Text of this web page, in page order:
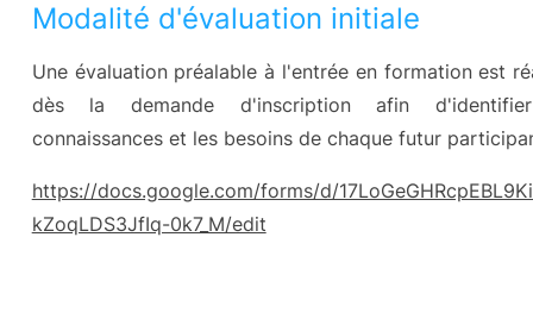
Modalité d'évaluation initiale
Une évaluation préalable à l'entrée en formation est
dès la demande d'inscription afin
connaissances et les besoins de chaque futur
https://docs.google.com/forms/d/
kZoqLDS3JfIq-0k7_M/edit